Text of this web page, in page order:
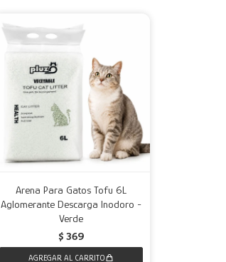
Arena Para Gatos Tofu 6L
Aglomerante Descarga Inodoro -
Verde
$ 369